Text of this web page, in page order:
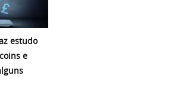
estudo
e